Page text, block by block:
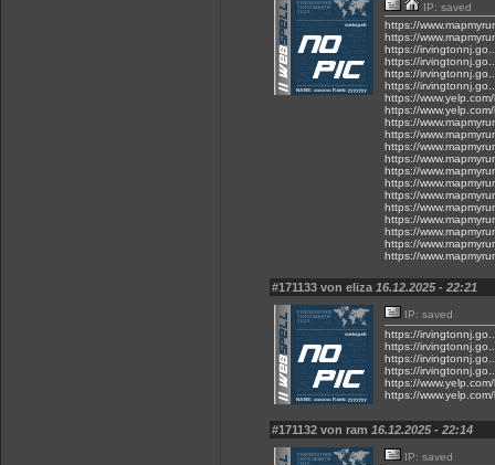
IP: saved
https://
https://
https://
https://
https://
https://
https://
https://
https://
https://
https://
https://
https://
https://
https://
https://
https://
https://
https://
https://
#171133 von eliza 16.12.2025 - 22:21
IP: saved
https://
https://
https://
https://
https://
https://
#171132 von ram 16.12.2025 - 22:14
IP: saved